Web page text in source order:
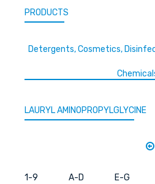
PRODUCTS
Detergents, Cosmetics,
LAURYL AMINOPROPYLGLYCINE
1-9 A-D E-G